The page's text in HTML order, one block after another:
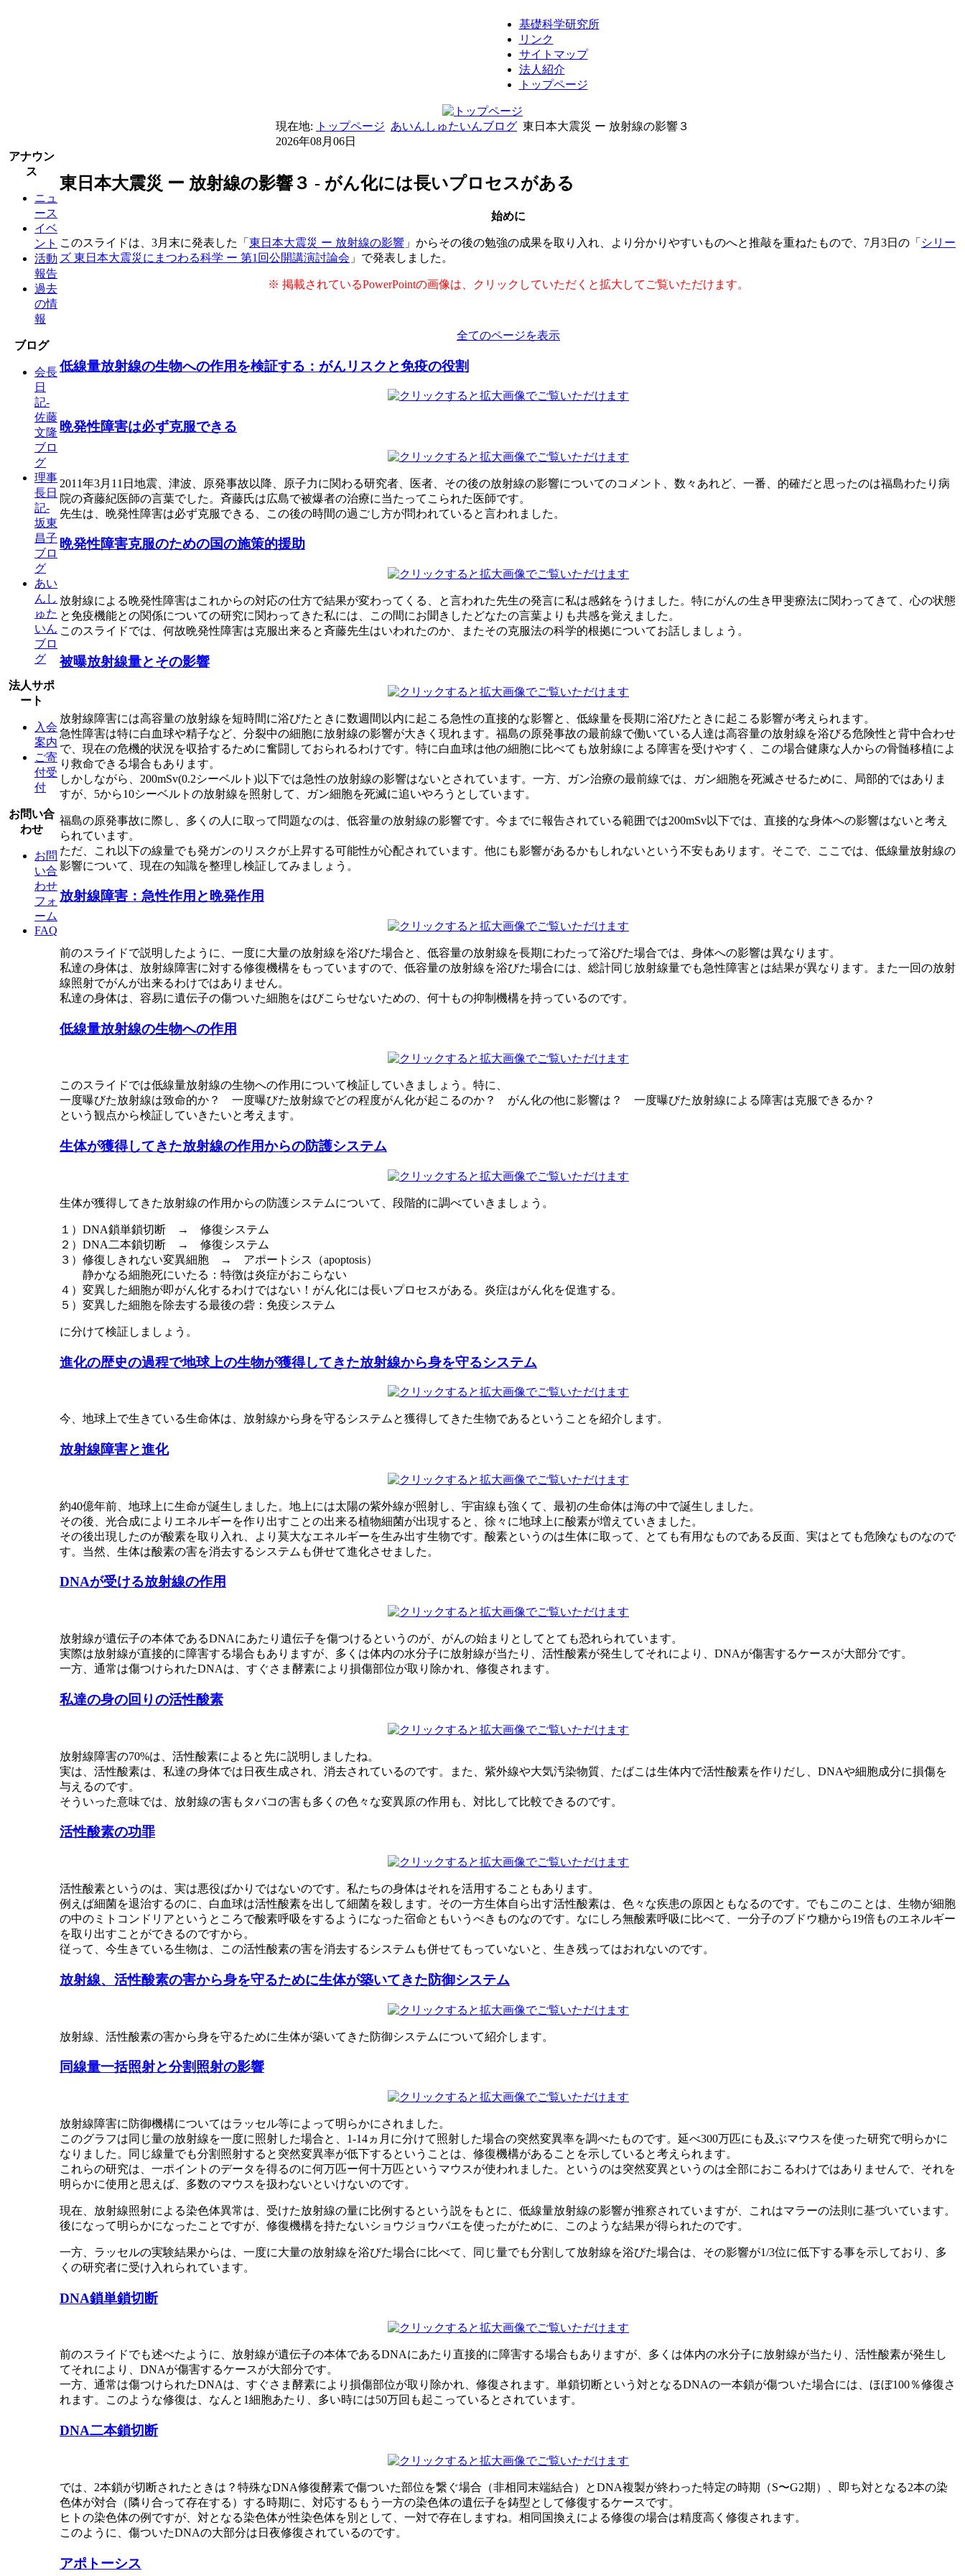
基礎科学研究所
リンク
サイトマップ
法人紹介
トップページ
現在地: トップページ あいんしゅたいんブログ 東日本大震災 ー 放射線の影響３
2026年08月06日
アナウン
ス
ニュ
ース
イベ
ント
活動
報告
過去
の情
報
ブログ
会長
日
記-
佐藤
文隆
ブロ
グ
理事
長日
記-
坂東
昌子
ブロ
グ
あい
んし
ゅた
いん
ブロ
グ
法人サポ
ート
入会
案内
ご寄
付受
付
お問い合
わせ
お問
い合
わせ
フォ
ーム
FAQ
東日本大震災 ー 放射線の影響３ - がん化には長いプロセスがある
始めに
このスライドは、3月末に発表した「 東日本大震災 ー 放射線の影響 」からその後の勉強の成果を取り入れ、より分かりやすいものへと推敲を重ねたもので、7月3日の「 シリー
ズ 東日本大震災にまつわる科学 ー 第1回公開講演討論会 」で発表しました。
※ 掲載されているPowerPointの画像は、クリックしていただくと拡大してご覧いただけます。
全てのページを表示
低線量放射線の生物への作用を検証する：がんリスクと免疫の役割
晩発性障害は必ず克服できる
2011年3月11日地震、津波、原発事故以降、原子力に関わる研究者、医者、その後の放射線の影響についてのコメント、数々あれど、一番、的確だと思ったのは福島わたり病
院の斉藤紀医師の言葉でした。斉藤氏は広島で被爆者の治療に当たってこられた医師です。
先生は、晩発性障害は必ず克服できる、この後の時間の過ごし方が問われていると言われました。
晩発性障害克服のための国の施策的援助
放射線による晩発性障害はこれからの対応の仕方で結果が変わってくる、と言われた先生の発言に私は感銘をうけました。特にがんの生き甲斐療法に関わってきて、心の状態
と免疫機能との関係についての研究に関わってきた私には、この間にお聞きしたどなたの言葉よりも共感を覚えました。
このスライドでは、何故晩発性障害は克服出来ると斉藤先生はいわれたのか、またその克服法の科学的根拠についてお話しましょう。
被曝放射線量とその影響
放射線障害には高容量の放射線を短時間に浴びたときに数週間以内に起こる急性の直接的な影響と、低線量を長期に浴びたときに起こる影響が考えられます。
急性障害は特に白血球や精子など、分裂中の細胞に放射線の影響が大きく現れます。福島の原発事故の最前線で働いている人達は高容量の放射線を浴びる危険性と背中合わせ
で、現在の危機的状況を収拾するために奮闘しておられるわけです。特に白血球は他の細胞に比べても放射線による障害を受けやすく、この場合健康な人からの骨髄移植によ
り救命できる場合もあります。
しかしながら、200mSv(0.2シーベルト)以下では急性の放射線の影響はないとされています。一方、ガン治療の最前線では、ガン細胞を死滅させるために、局部的ではありま
すが、5から10シーベルトの放射線を照射して、ガン細胞を死滅に追いやろうとしています。
福島の原発事故に際し、多くの人に取って問題なのは、低容量の放射線の影響です。今までに報告されている範囲では200mSv以下では、直接的な身体への影響はないと考え
られています。
ただ、これ以下の線量でも発ガンのリスクが上昇する可能性が心配されています。他にも影響があるかもしれないという不安もあります。そこで、ここでは、低線量放射線の
影響について、現在の知識を整理し検証してみましょう。
放射線障害：急性作用と晩発作用
前のスライドで説明したように、一度に大量の放射線を浴びた場合と、低容量の放射線を長期にわたって浴びた場合では、身体への影響は異なります。
私達の身体は、放射線障害に対する修復機構をもっていますので、低容量の放射線を浴びた場合には、総計同じ放射線量でも急性障害とは結果が異なります。また一回の放射
線照射でがんが出来るわけではありません。
私達の身体は、容易に遺伝子の傷ついた細胞をはびこらせないための、何十もの抑制機構を持っているのです。
低線量放射線の生物への作用
このスライドでは低線量放射線の生物への作用について検証していきましょう。特に、
一度曝びた放射線は致命的か？ 一度曝びた放射線でどの程度がん化が起こるのか？ がん化の他に影響は？ 一度曝びた放射線による障害は克服できるか？
という観点から検証していきたいと考えます。
生体が獲得してきた放射線の作用からの防護システム
生体が獲得してきた放射線の作用からの防護システムについて、段階的に調べていきましょう。
１）DNA鎖単鎖切断 → 修復システム
２）DNA二本鎖切断 → 修復システム
３）修復しきれない変異細胞 → アポートシス（apoptosis）
静かなる細胞死にいたる：特徴は炎症がおこらない
４）変異した細胞が即がん化するわけではない！がん化には長いプロセスがある。炎症はがん化を促進する。
５）変異した細胞を除去する最後の砦：免疫システム
に分けて検証しましょう。
進化の歴史の過程で地球上の生物が獲得してきた放射線から身を守るシステム
今、地球上で生きている生命体は、放射線から身を守るシステムと獲得してきた生物であるということを紹介します。
放射線障害と進化
約40億年前、地球上に生命が誕生しました。地上には太陽の紫外線が照射し、宇宙線も強くて、最初の生命体は海の中で誕生しました。
その後、光合成によりエネルギーを作り出すことの出来る植物細菌が出現すると、徐々に地球上に酸素が増えていきました。
その後出現したのが酸素を取り入れ、より莫大なエネルギーを生み出す生物です。酸素というのは生体に取って、とても有用なものである反面、実はとても危険なものなので
す。当然、生体は酸素の害を消去するシステムも併せて進化させました。
DNAが受ける放射線の作用
放射線が遺伝子の本体であるDNAにあたり遺伝子を傷つけるというのが、がんの始まりとしてとても恐れられています。
実際は放射線が直接的に障害する場合もありますが、多くは体内の水分子に放射線が当たり、活性酸素が発生してそれにより、DNAが傷害するケースが大部分です。
一方、通常は傷つけられたDNAは、すぐさま酵素により損傷部位が取り除かれ、修復されます。
私達の身の回りの活性酸素
放射線障害の70%は、活性酸素によると先に説明しましたね。
実は、活性酸素は、私達の身体では日夜生成され、消去されているのです。また、紫外線や大気汚染物質、たばこは生体内で活性酸素を作りだし、DNAや細胞成分に損傷を
与えるのです。
そういった意味では、放射線の害もタバコの害も多くの色々な変異原の作用も、対比して比較できるのです。
活性酸素の功罪
活性酸素というのは、実は悪役ばかりではないのです。私たちの身体はそれを活用することもあります。
例えば細菌を退治するのに、白血球は活性酸素を出して細菌を殺します。その一方生体自ら出す活性酸素は、色々な疾患の原因ともなるのです。でもこのことは、生物が細胞
の中のミトコンドリアというところで酸素呼吸をするようになった宿命ともいうべきものなのです。なにしろ無酸素呼吸に比べて、一分子のブドウ糖から19倍ものエネルギー
を取り出すことができるのですから。
従って、今生きている生物は、この活性酸素の害を消去するシステムも併せてもっていないと、生き残ってはおれないのです。
放射線、活性酸素の害から身を守るために生体が築いてきた防御システム
放射線、活性酸素の害から身を守るために生体が築いてきた防御システムについて紹介します。
同線量一括照射と分割照射の影響
放射線障害に防御機構についてはラッセル等によって明らかにされました。
このグラフは同じ量の放射線を一度に照射した場合と、1-14ヵ月に分けて照射した場合の突然変異率を調べたものです。延べ300万匹にも及ぶマウスを使った研究で明らかに
なりました。同じ線量でも分割照射すると突然変異率が低下するということは、修復機構があることを示していると考えられます。
これらの研究は、一ポイントのデータを得るのに何万匹ー何十万匹というマウスが使われました。というのは突然変異というのは全部におこるわけではありませんで、それを
明らかに使用と思えば、多数のマウスを扱わないといけないのです。
現在、放射線照射による染色体異常は、受けた放射線の量に比例するという説をもとに、低線量放射線の影響が推察されていますが、これはマラーの法則に基づいています。
後になって明らかになったことですが、修復機構を持たないショウジョウバエを使ったがために、このような結果が得られたのです。
一方、ラッセルの実験結果からは、一度に大量の放射線を浴びた場合に比べて、同じ量でも分割して放射線を浴びた場合は、その影響が1/3位に低下する事を示しており、多
くの研究者に受け入れられています。
DNA鎖単鎖切断
前のスライドでも述べたように、放射線が遺伝子の本体であるDNAにあたり直接的に障害する場合もありますが、多くは体内の水分子に放射線が当たり、活性酸素が発生し
てそれにより、DNAが傷害するケースが大部分です。
一方、通常は傷つけられたDNAは、すぐさま酵素により損傷部位が取り除かれ、修復されます。単鎖切断という対となるDNAの一本鎖が傷ついた場合には、ほぼ100％修復さ
れます。このような修復は、なんと1細胞あたり、多い時には50万回も起こっているとされています。
DNA二本鎖切断
では、2本鎖が切断されたときは？特殊なDNA修復酵素で傷ついた部位を繋ぐ場合（非相同末端結合）とDNA複製が終わった特定の時期（S〜G2期）、即ち対となる2本の染
色体が対合（隣り合って存在する）する時期に、対応するもう一方の染色体の遺伝子を鋳型として修復するケースです。
ヒトの染色体の例ですが、対となる染色体が性染色体を別として、一対で存在しますね。相同国換えによる修復の場合は精度高く修復されます。
このように、傷ついたDNAの大部分は日夜修復されているのです。
アポトーシス